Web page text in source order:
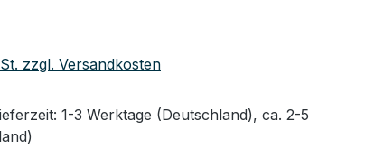
zzgl. Versandkosten
1-3 Werktage (Deutschland), ca. 2-5